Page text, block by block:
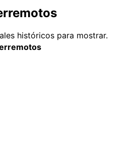
históricos para mostrar.